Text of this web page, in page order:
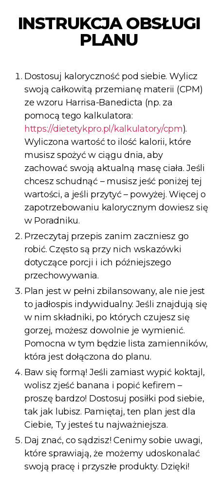
INSTRUKCJA OBSŁUGI
PLANU
Dostosuj kaloryczność pod siebie. Wylicz
swoją całkowitą przemianę materii (CPM)
ze wzoru Harrisa-Banedicta (np. za
pomocą tego kalkulatora:
https://dietetykpro.pl/kalkulatory/cpm).
Wyliczona wartość to ilość kalorii, które
musisz spożyć w ciągu dnia, aby
zachować swoją aktualną masę ciała. Jeśli
chcesz schudnąć – musisz jeść poniżej tej
wartości, a jeśli przytyć – powyżej. Więcej o
zapotrzebowaniu kalorycznym dowiesz się
w Poradniku.
Przeczytaj przepis zanim zaczniesz go
robić. Często są przy nich wskazówki
dotyczące porcji i ich późniejszego
przechowywania.
Plan jest w pełni zbilansowany, ale nie jest
to jadłospis indywidualny. Jeśli znajdują się
w nim składniki, po których czujesz się
gorzej, możesz dowolnie je wymienić.
Pomocna w tym będzie lista zamienników,
która jest dołączona do planu.
Baw się formą! Jeśli zamiast wypić koktajl,
wolisz zjeść banana i popić kefirem –
proszę bardzo! Dostosuj posiłki pod siebie,
tak jak lubisz. Pamiętaj, ten plan jest dla
Ciebie, Ty jesteś tu najważniejsza.
Daj znać, co sądzisz! Cenimy sobie uwagi,
które sprawiają, że możemy udoskonalać
swoją pracę i przyszłe produkty. Dzięki!